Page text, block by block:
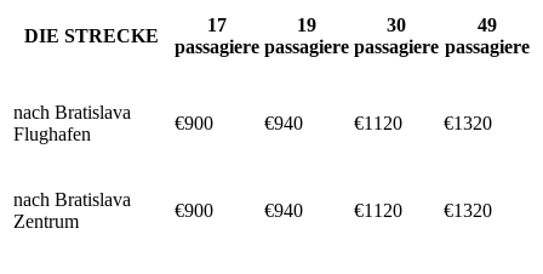
DIE STRECKE
17
passagiere
19
passagiere
30
passagiere
49
passagiere
nach Bratislava
Flughafen
€900 €940 €1120 €1320
nach Bratislava
Zentrum
€900 €940 €1120 €1320